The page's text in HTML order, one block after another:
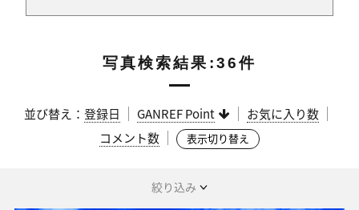
写真検索結果:36件
並び替え： 登録日 GANREF Point
お気に入り数
コメント数
表示切り替え
絞り込み